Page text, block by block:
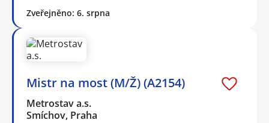
Zveřejněno: 6. srpna
Mistr na most (M/Ž) (A2154)
Metrostav a.s.
Smíchov, Praha